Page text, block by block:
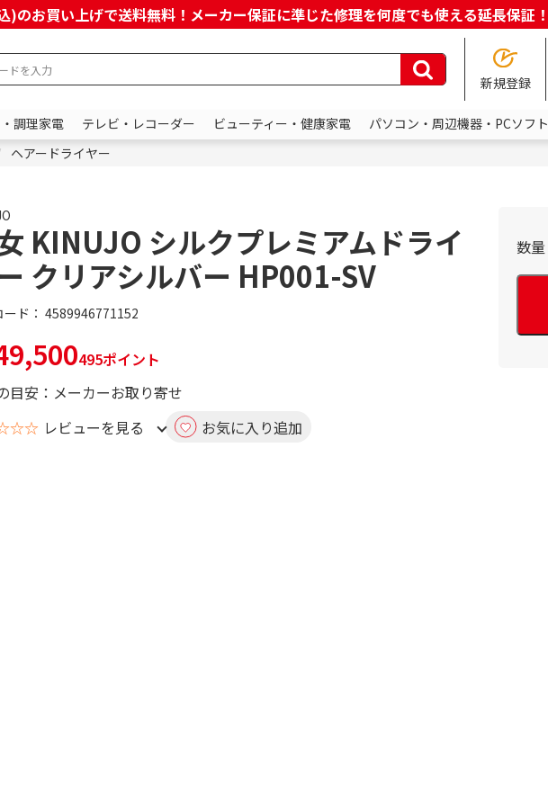
のお買い上げで送料無料！メーカー保証に準じた修理を何度でも使える延長保証！
新規登録
調理家電 テレビ・レコーダー ビューティー・健康家電 パソコン・周辺機器・PCソフト
ヘアードライヤー
KINUJO シルクプレミアムドライ
クリアシルバー HP001-SV
ド： 4589946771152
495ポイント
目安：メーカーお取り寄せ
レビューを見る お気に入り追加
数量